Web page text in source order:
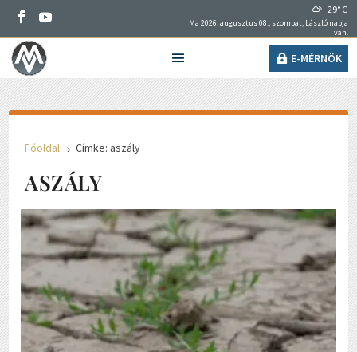
29° C
Ma 2026. augusztus 08., szombat, László napja
van.
E-MÉRNÖK
Főoldal 5 Címke: aszály
ASZÁLY